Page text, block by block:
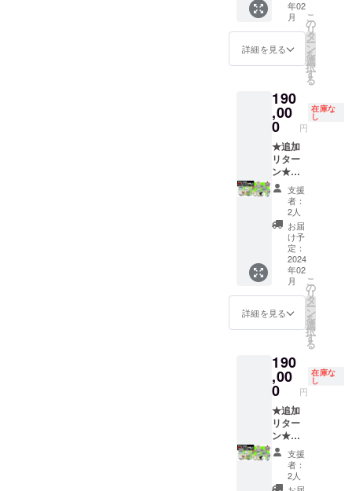
ただけ
ます。
※「サウ
ンドト
「Stea
m版 DL
キー」
「ファ
イルス
トレー
ジから
ダウン
ロー
ド」の
どちら
かを選
択して
いただ
けま
す。 ※
クリア
「リ
ターン
プラン
介」を
ご覧く
ださ
い。 ※T
シャツ
の詳細
「Ninte
ndo
Switch
用」ま
m）」
のどち
らかを
ていた
だけま
す。
※PC版
は、
Steam
からダ
ウン
ロード
してい
ただけ
ます。
※「サウ
ンドト
「Stea
m版 DL
キー」
「ファ
イルス
トレー
ジから
ダウン
ロー
「ファ
イルス
トレー
ジから
どちら
かを選
択して
いただ
けま
す。 ※
クリア
ファイ
ルの詳
細は
「リ
ターン
プラン
のご紹
介」を
ご覧く
ださ
い。 ※T
ターン
プラン
のご紹
介」を
ご覧く
ださ
い。
らかを
選択し
ていた
だけま
す。
Steam
からダ
ウン
ロード
してい
ただけ
ます。
※「サウ
ンドト
ラッ
ク」
は、
「Stea
m版 DL
キー」
または
「ファ
イルス
トレー
ロー
ド」の
どちら
かを選
択して
いただ
けま
す。 ※
クリア
ファイ
ルの詳
画イラ
スト
キャン
バス
アート
ターン
プラン
のご紹
介」を
ご覧く
ださ
い。 ※
サンソ
フト会
員証の
詳細は
「リ
ターン
プラン
のご紹
介」を
ご覧く
ださ
い。
※「ゲー
体：DL
コー
ド」
は、
「Ninte
ndo
Switch
用」ま
たは
「PC用
（Stea
とも１
つは必
ずご記
入くだ
さい。
を省略
された
場合、
弊社が
推奨す
る表記
で補完
いたし
ます。 -
-----------
-----------
-----------
-----------
-------- ※
複製原
画イラ
スト
キャン
バス
は「リ
ターン
プラン
のご紹
介」を
ご覧く
ださ
い。 ※
サンソ
フト会
員証の
ジナル
デザイ
ンTシャ
ツ ・お
礼メッ
欄にご
記入い
ただく
内容】
①：
ゲーム
内に表
示する
お名前
（ニッ
クネー
ム可）
をご記
入くだ
さい。
・日本
語表
記： ・
アル
表記：
日本語
表記／
アル
ファ
ベット
表記の
少なく
とも１
つは必
ずご記
販売予
定価
格：未
定］ ・
PC・ス
クリア
ファイ
ル 3種
セット
・CF限
定記念
ピン
ズ 3種
セット
・オリ
ジナル
デザイ
ンTシャ
ツ ・お
礼メッ
セージ
【備考
欄にご
記入い
①：
ゲーム
内に表
示する
お名前
（ニッ
クネー
ム可）
をご記
入くだ
さい。
「リッ
プルア
イラン
ド」ス
ゲーム
本体：
DLコー
ド x 1点
［一般
販売予
定価
格：
1,100
円］ ・
サウン
ドト
ラック
［一般
販売予
定価
格：未
定］ ・
PC・ス
クリア
ファイ
ル 3種
セット
・CF限
定記念
ピン
ズ 3種
セット
・オリ
ジナル
ソフト
会員証
・
SUNSO
FTヒス
ンソフ
ト大全
（仮）
』 ・
トート
バッグ
・ゲー
ム内ク
レジッ
トにお
名前掲
（大）
（※①）
「リッ
プルア
イラン
ド」ス
ゲーム
本体：
DLコー
ド x 1点
［一般
販売予
定価
格：
1,100
円］ ・
サウン
入り色
（小）
「マ
ドゥー
複製原
画イラ
スト
キャン
バス
アート
・サン
ソフト
会員証
SUNSO
FTヒス
トリー
本『サ
ンソフ
ト大全
（仮）
』 ・
トート
ム内ク
レジッ
トにお
名前掲
載
（大）
（※①）
・
「リッ
プルア
イラン
年02
月
詳細を見る
こ
の
リ
タ
ー
ン
を
選
択
す
る
190
,00
0 円
在庫な
し
★追加
リター
ン★
【リ
ターン
内容】
・もり
けん先
生直筆
サイン
入り色
（小）
「リッ
プルア
複製原
画イラ
スト
キャン
バス
アート
・サン
ソフト
会員証
SUNSO
支援
者：
2人
お届
け予
定：
2024
年02
月
詳細を見る
こ
の
リ
タ
ー
ン
を
選
択
す
る
190
,00
0 円
在庫な
し
★追加
リター
ン★
【リ
ターン
内容】
・もり
支援
者：
2人